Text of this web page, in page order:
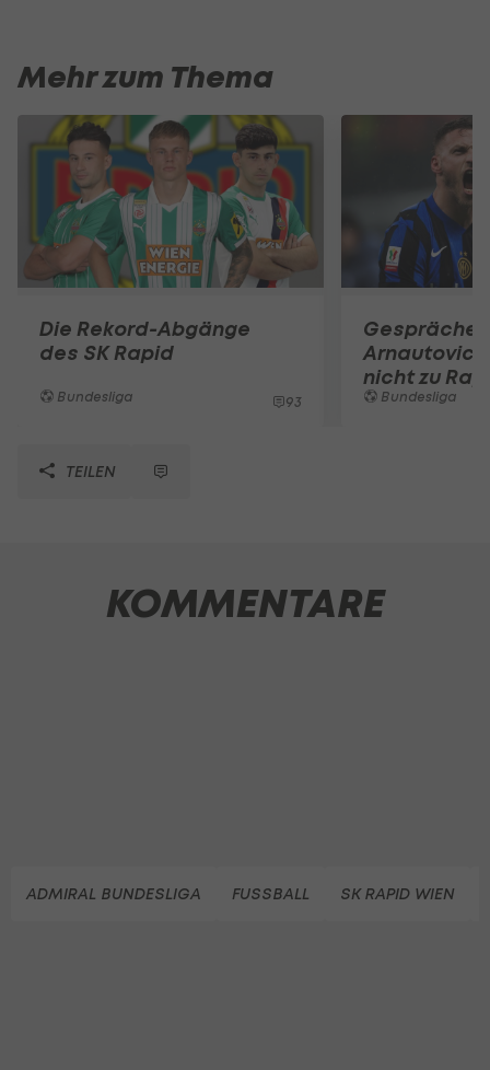
Mehr zum Thema
Die Rekord-Abgänge
des SK Rapid
Bundesliga 93
Gespräche
Arnautovic
nicht zu
Bundesliga
TEILEN
KOMMENTARE
ADMIRAL BUNDESLIGA FUSSBALL SK RAPID WIEN